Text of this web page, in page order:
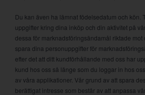
Du kan även ha lämnat födelsedatum och kön.
uppgifter kring dina inköp och din aktivitet på
dessa för marknadsföringsändamål riktade mot
spara dina personuppgifter för
efter det att ditt kundförhållande med oss har
kund hos oss så länge som du loggar in hos
av våra applikationer. Vår grund av att spara
berättigat intresse som består av att anpassa